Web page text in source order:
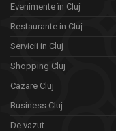
Evenimente în Cluj
Restaurante in Cluj
Servicii in Cluj
Shopping Cluj
Cazare Cluj
Business Cluj
De vazut